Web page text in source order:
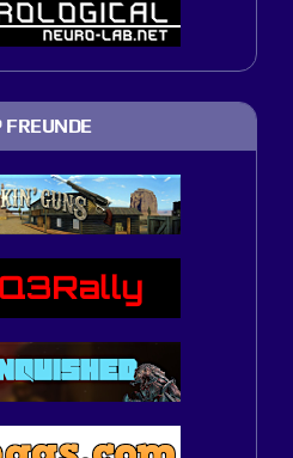
FREUNDE